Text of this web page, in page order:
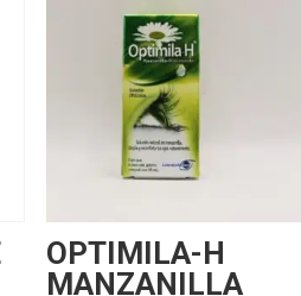
OPTIMILA-H
MANZANILLA